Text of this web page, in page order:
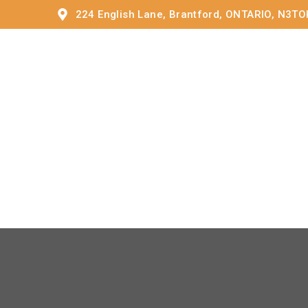
224 English Lane, Brantford, ONTARIO,